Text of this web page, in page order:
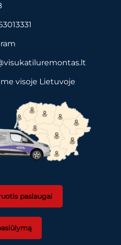
visoje Lietuvoje
paslaugai